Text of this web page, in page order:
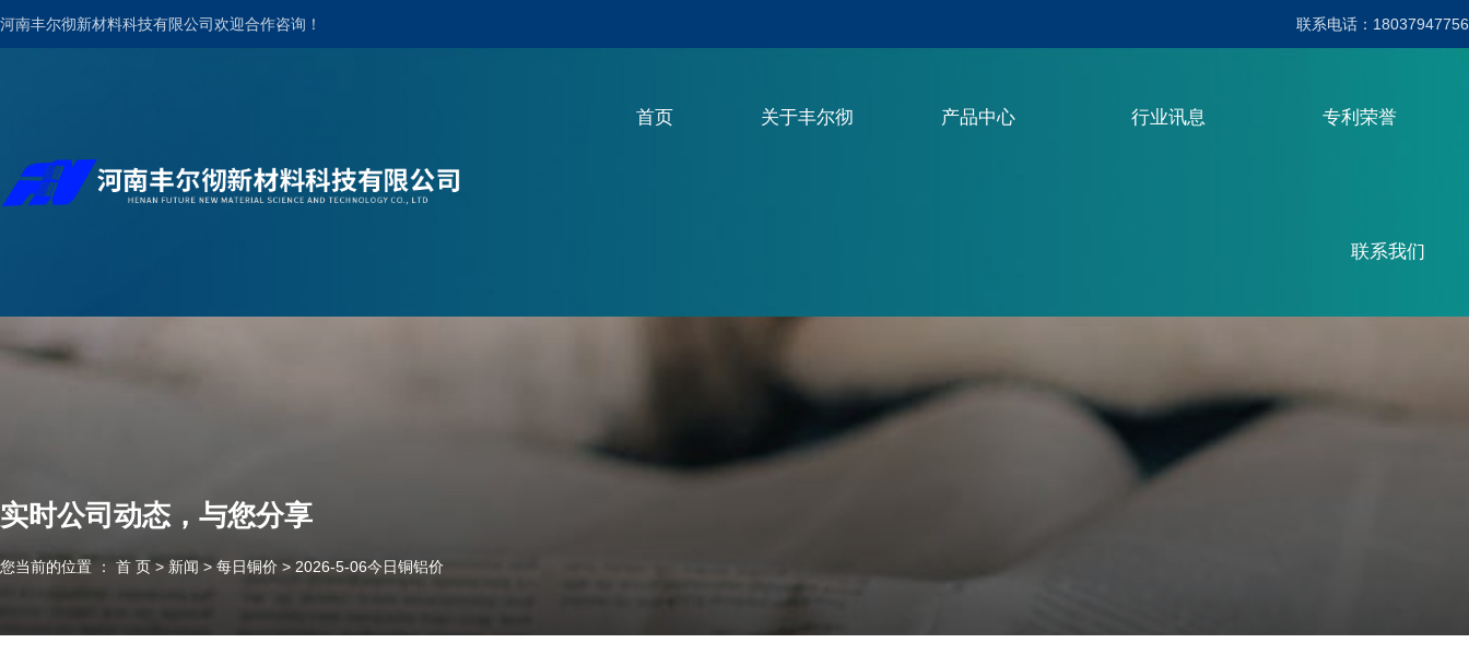
河南丰尔彻新材料科技有限公司欢迎合作咨询！ 联系电话：18037947756
首页 关于丰尔彻 产品中心 行业讯息 专利荣誉
联系我们
实时公司动态，与您分享
您当前的位置 ： 首 页 > 新闻 > 每日铜价 > 2026-5-06今日铜铝价